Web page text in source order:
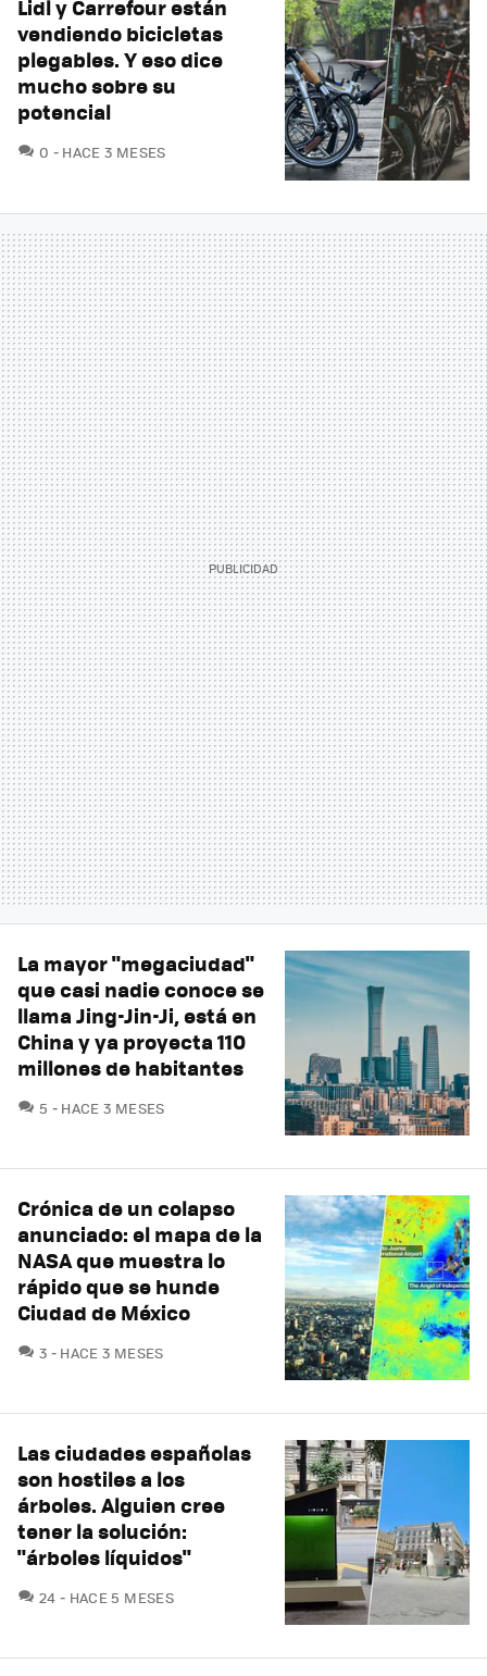
Lidl y Carrefour están
vendiendo bicicletas
plegables. Y eso dice
mucho sobre su
potencial
0 COMENTARIOS
HACE 3 MESES
La mayor "megaciudad"
que casi nadie conoce se
llama Jing-Jin-Ji, está en
China y ya proyecta 110
millones de habitantes
5 COMENTARIOS
HACE 3 MESES
Crónica de un colapso
anunciado: el mapa de la
NASA que muestra lo
rápido que se hunde
Ciudad de México
3 COMENTARIOS
HACE 3 MESES
Las ciudades españolas
son hostiles a los
árboles. Alguien cree
tener la solución:
"árboles líquidos"
24 COMENTARIOS
HACE 5 MESES